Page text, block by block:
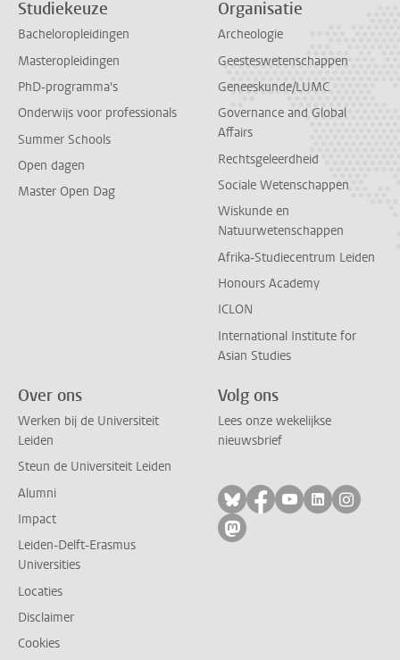
Studiekeuze
Bacheloropleidingen
Masteropleidingen
PhD-programma's
Onderwijs voor professionals
Summer Schools
Open dagen
Master Open Dag
Organisatie
Archeologie
Geesteswetenschappen
Geneeskunde/LUMC
Governance and Global
Affairs
Rechtsgeleerdheid
Sociale Wetenschappen
Wiskunde en
Natuurwetenschappen
Afrika-Studiecentrum Leiden
Honours Academy
ICLON
International Institute for
Asian Studies
Over ons
Werken bij de Universiteit
Leiden
Steun de Universiteit Leiden
Alumni
Impact
Leiden-Delft-Erasmus
Universities
Locaties
Disclaimer
Cookies
Volg ons
Lees onze wekelijkse
nieuwsbrief
Volg ons op bluesky
Volg ons op
Volg ons op
Volg ons
Volg
Volg ons op mastodon